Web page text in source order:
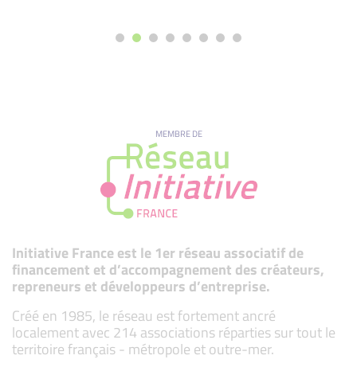
MEMBRE DE
Initiative France est le 1er réseau associatif de
financement et d’accompagnement des créateurs,
repreneurs et développeurs d’entreprise.
Créé en 1985, le réseau est fortement ancré
localement avec 214 associations réparties sur tout le
territoire français - métropole et outre-mer.